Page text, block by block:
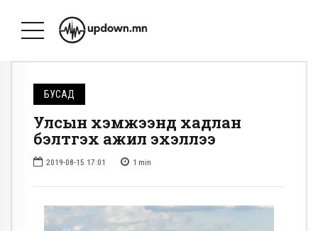
БУСАД
Улсын хэмжээнд хадлан
бэлтгэх ажил эхэллээ
2019-08-15 17:01 1 min